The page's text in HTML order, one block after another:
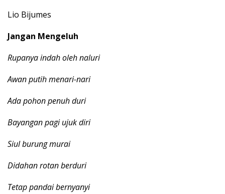
Lio Bijumes
Jangan Mengeluh
Rupanya indah oleh naluri
Awan putih menari-nari
Ada pohon penuh duri
Bayangan pagi ujuk diri
Siul burung murai
Didahan rotan berduri
Tetap pandai bernyanyi